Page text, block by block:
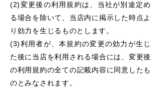
(2)変更後の利用規約は、当社が別途定め
る場合を除いて、当店内に掲示した時点よ
り効力を生じるものとします。
(3)利用者が、本規約の変更の効力が生じ
た後に当店を利用される場合には、変更後
の利用規約の全ての記載内容に同意したも
のとみなされます。